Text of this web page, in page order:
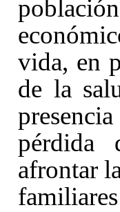
vida, en
de la
pérdida
afrontar